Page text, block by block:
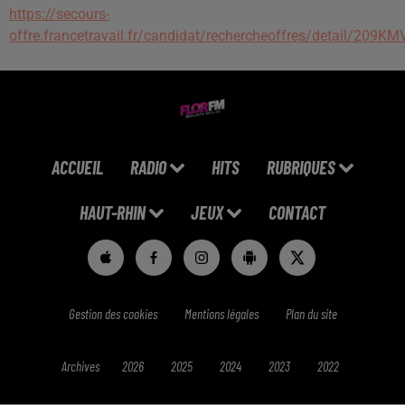
https://secours-
offre.francetravail.fr/candidat/rechercheoffres/detail/
ACCUEIL RADIO HITS RUBRIQUES
HAUT-RHIN JEUX CONTACT
Gestion des cookies Mentions légales Plan du site
Archives 2026 2025 2024 2023 2022